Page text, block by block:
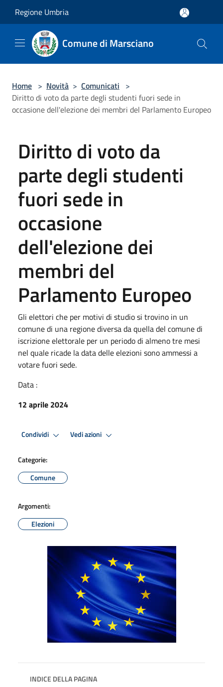
Regione Umbria
Comune di Marsciano
Home > Novità > Comunicati >
Diritto di voto da parte degli studenti fuori sede in
occasione dell'elezione dei membri del Parlamento Europeo
Diritto di voto da
parte degli studenti
fuori sede in
occasione
dell'elezione dei
membri del
Parlamento Europeo
Gli elettori che per motivi di studio si trovino in un
comune di una regione diversa da quella del comune di
iscrizione elettorale per un periodo di almeno tre mesi
nel quale ricade la data delle elezioni sono ammessi a
votare fuori sede.
Data :
12 aprile 2024
Condividi Vedi azioni
Categorie:
Comune
Argomenti:
Elezioni
INDICE DELLA PAGINA